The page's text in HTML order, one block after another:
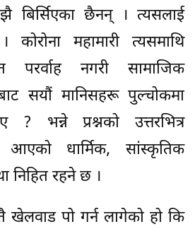
छैनन् । त्यसलाई
कोरोना महामारी त्यसमाथि
परर्वाह नगरी सामाजिक
सयौं मानिसहरू पुल्चोकमा
भन्ने प्रश्नको उत्तरभित्र
आएको धार्मिक, सांस्कृतिक
निहित रहने छ ।
खेलवाड पो गर्न लागेको हो कि